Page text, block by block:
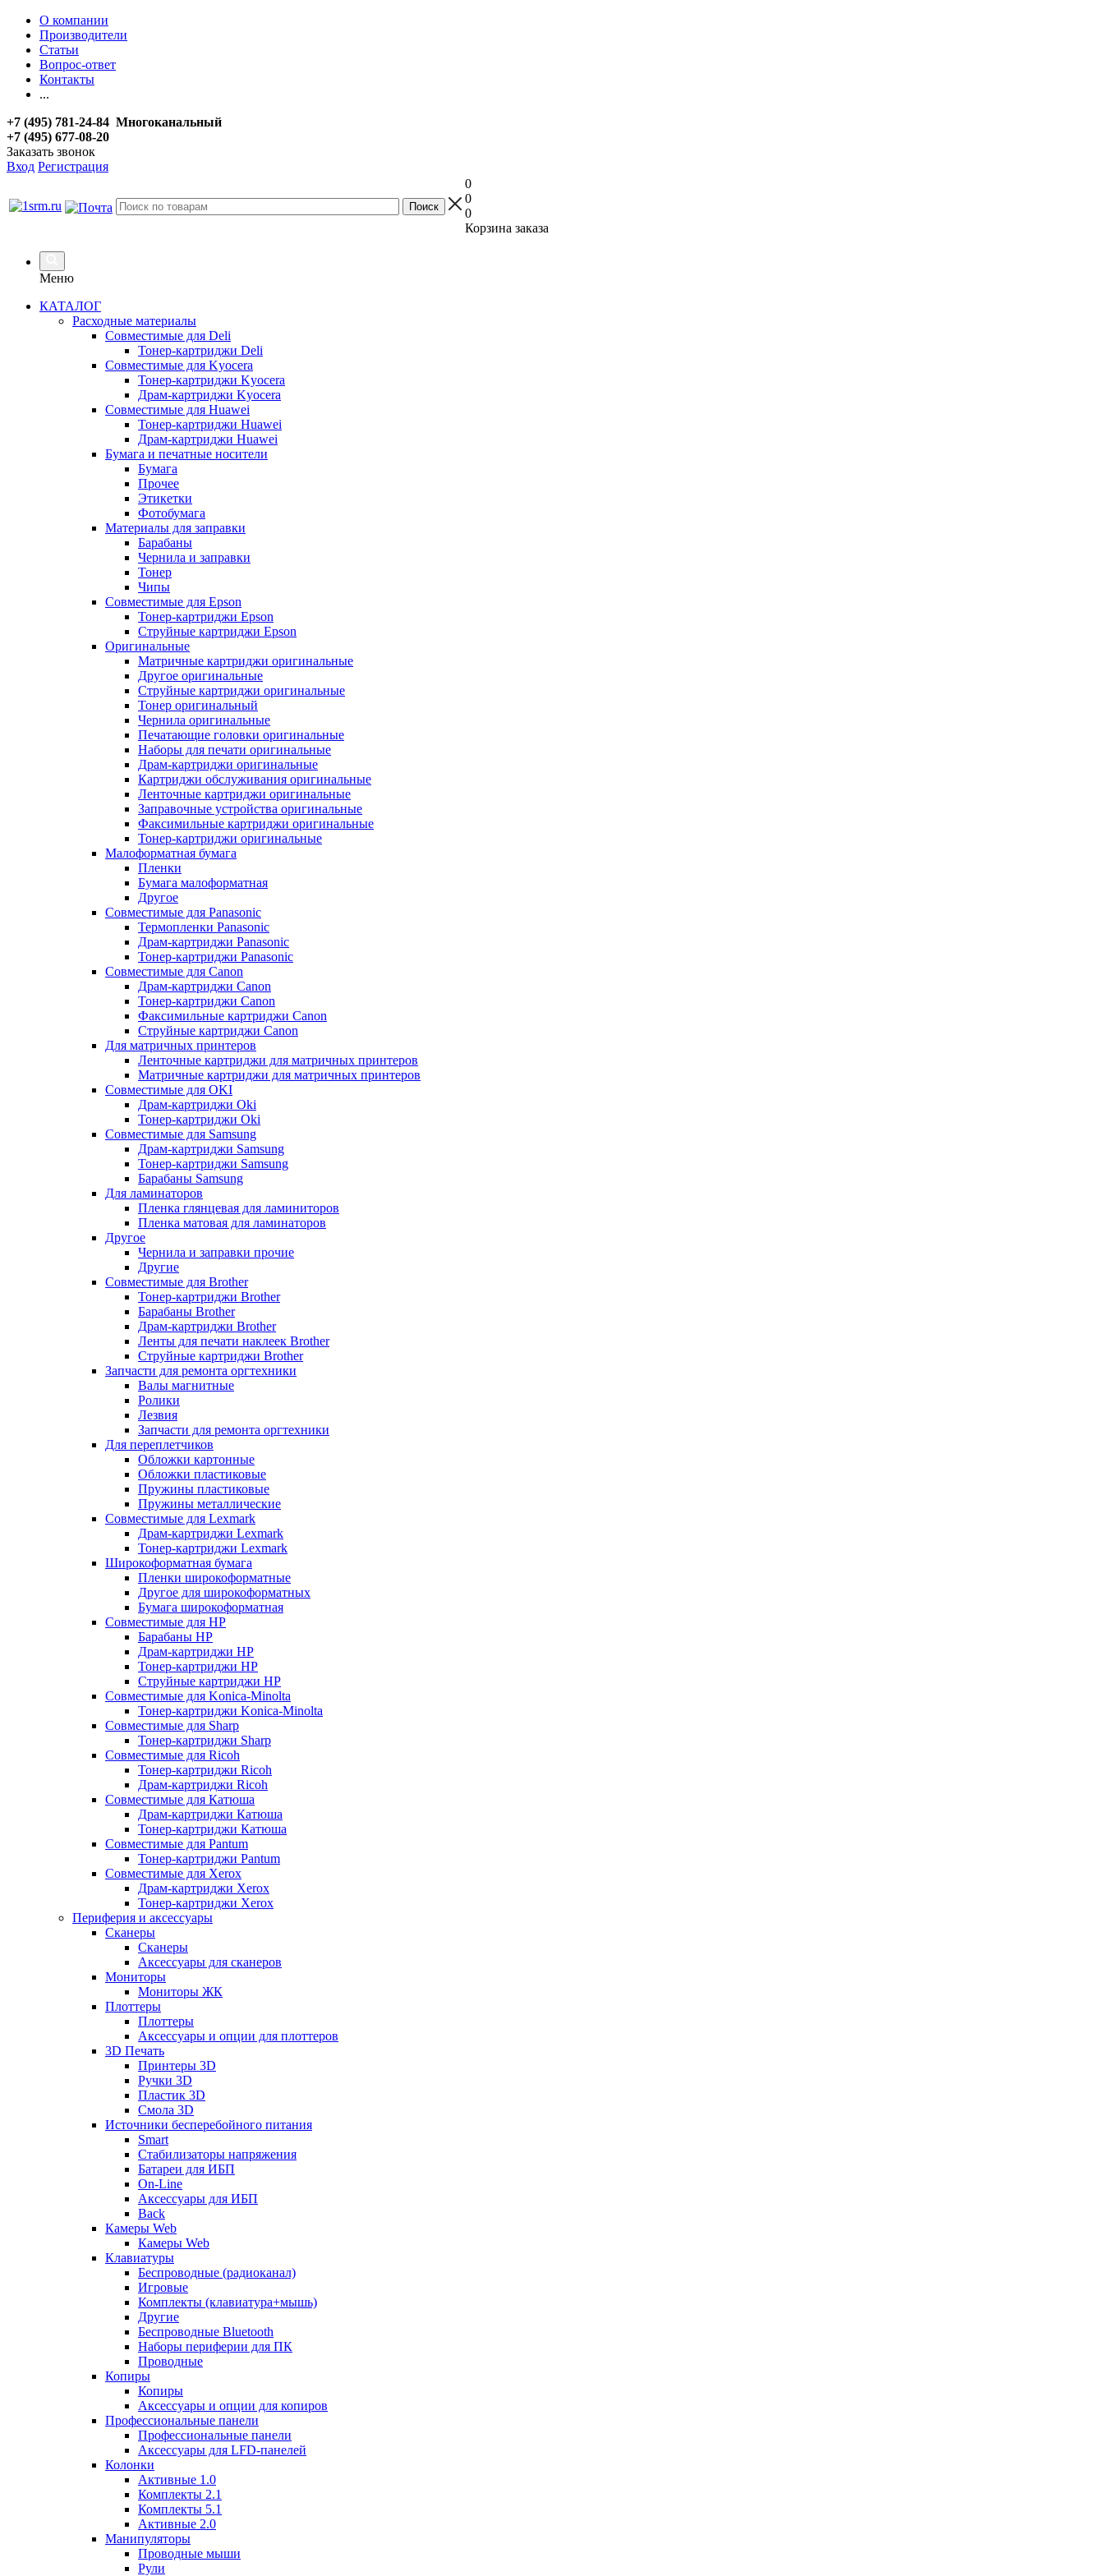
О компании
Производители
Статьи
Вопрос-ответ
Контакты
...
+7 (495) 781-24-84 Многоканальный
+7 (495) 677-08-20
Заказать звонок
Вход Регистрация
0
0
0
Корзина заказа
Меню
КАТАЛОГ
Расходные материалы
Совместимые для Deli
Тонер-картриджи Deli
Совместимые для Kyocera
Тонер-картриджи Kyocera
Драм-картриджи Kyocera
Совместимые для Huawei
Тонер-картриджи Huawei
Драм-картриджи Huawei
Бумага и печатные носители
Бумага
Прочее
Этикетки
Фотобумага
Материалы для заправки
Барабаны
Чернила и заправки
Тонер
Чипы
Совместимые для Epson
Тонер-картриджи Epson
Струйные картриджи Epson
Оригинальные
Матричные картриджи оригинальные
Другое оригинальные
Струйные картриджи оригинальные
Тонер оригинальный
Чернила оригинальные
Печатающие головки оригинальные
Наборы для печати оригинальные
Драм-картриджи оригинальные
Картриджи обслуживания оригинальные
Ленточные картриджи оригинальные
Заправочные устройства оригинальные
Факсимильные картриджи оригинальные
Тонер-картриджи оригинальные
Малоформатная бумага
Пленки
Бумага малоформатная
Другое
Совместимые для Panasonic
Термопленки Panasonic
Драм-картриджи Panasonic
Тонер-картриджи Panasonic
Совместимые для Canon
Драм-картриджи Canon
Тонер-картриджи Canon
Факсимильные картриджи Canon
Струйные картриджи Canon
Для матричных принтеров
Ленточные картриджи для матричных принтеров
Матричные картриджи для матричных принтеров
Совместимые для OKI
Драм-картриджи Oki
Тонер-картриджи Oki
Совместимые для Samsung
Драм-картриджи Samsung
Тонер-картриджи Samsung
Барабаны Samsung
Для ламинаторов
Пленка глянцевая для ламиниторов
Пленка матовая для ламинаторов
Другое
Чернила и заправки прочие
Другие
Совместимые для Brother
Тонер-картриджи Brother
Барабаны Brother
Драм-картриджи Brother
Ленты для печати наклеек Brother
Струйные картриджи Brother
Запчасти для ремонта оргтехники
Валы магнитные
Ролики
Лезвия
Запчасти для ремонта оргтехники
Для переплетчиков
Обложки картонные
Обложки пластиковые
Пружины пластиковые
Пружины металлические
Совместимые для Lexmark
Драм-картриджи Lexmark
Тонер-картриджи Lexmark
Широкоформатная бумага
Пленки широкоформатные
Другое для широкоформатных
Бумага широкоформатная
Совместимые для HP
Барабаны HP
Драм-картриджи HP
Тонер-картриджи HP
Струйные картриджи HP
Совместимые для Konica-Minolta
Тонер-картриджи Konica-Minolta
Совместимые для Sharp
Тонер-картриджи Sharp
Совместимые для Ricoh
Тонер-картриджи Ricoh
Драм-картриджи Ricoh
Совместимые для Катюша
Драм-картриджи Катюша
Тонер-картриджи Катюша
Совместимые для Pantum
Тонер-картриджи Pantum
Совместимые для Xerox
Драм-картриджи Xerox
Тонер-картриджи Xerox
Периферия и аксессуары
Сканеры
Сканеры
Аксессуары для сканеров
Мониторы
Мониторы ЖК
Плоттеры
Плоттеры
Аксессуары и опции для плоттеров
3D Печать
Принтеры 3D
Ручки 3D
Пластик 3D
Смола 3D
Источники бесперебойного питания
Smart
Стабилизаторы напряжения
Батареи для ИБП
On-Line
Аксессуары для ИБП
Back
Камеры Web
Камеры Web
Клавиатуры
Беспроводные (радиоканал)
Игровые
Комплекты (клавиатура+мышь)
Другие
Беспроводные Bluetooth
Наборы периферии для ПК
Проводные
Копиры
Копиры
Аксессуары и опции для копиров
Профессиональные панели
Профессиональные панели
Аксессуары для LFD-панелей
Колонки
Активные 1.0
Комплекты 2.1
Комплекты 5.1
Активные 2.0
Манипуляторы
Проводные мыши
Рули